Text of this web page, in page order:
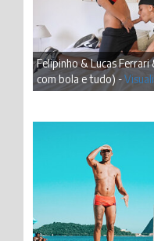
Felipinho & Lucas Ferrari
com bola e tudo) -